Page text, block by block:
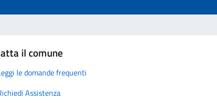
il comune
le domande frequenti
Assistenza